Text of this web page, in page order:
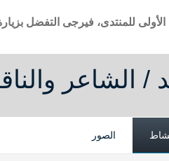
الأولى للمنتدى، فيرجى التفضل
/ الشاعر
الصور